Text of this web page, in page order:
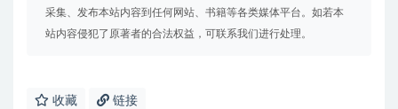
采集、发布本站内容到任何网站、书籍等各类媒体平台。如若本
站内容侵犯了原著者的合法权益，可联系我们进行处理。
收藏 链接